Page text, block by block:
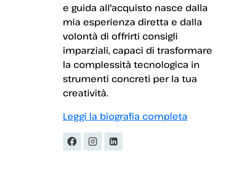
e guida all'acquisto nasce dalla
mia esperienza diretta e dalla
volontà di offrirti consigli
imparziali, capaci di trasformare
la complessità tecnologica in
strumenti concreti per la tua
creatività.
Leggi la biografia completa